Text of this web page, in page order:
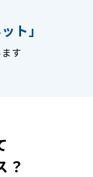
ト」
す
？